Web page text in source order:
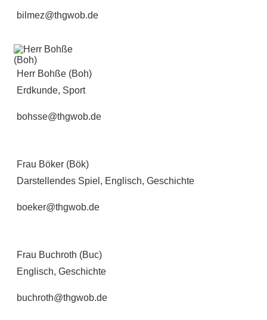
bilmez@thgwob.de
Herr Bohße (Boh)
Erdkunde, Sport
bohsse@thgwob.de
Frau Böker (Bök)
Darstellendes Spiel, Englisch, Geschichte
boeker@thgwob.de
Frau Buchroth (Buc)
Englisch, Geschichte
buchroth@thgwob.de